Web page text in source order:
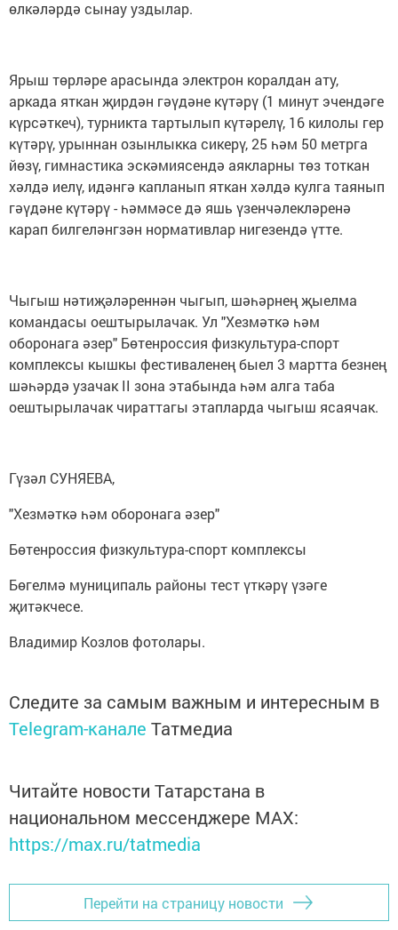
өлкәләрдә сынау уздылар.
Ярыш төрләре арасында электрон коралдан ату,
аркада яткан җирдән гәүдәне күтәрү (1 минут эчендәге
күрсәткеч), турникта тартылып күтәрелү, 16 килолы гер
күтәрү, урыннан озынлыкка сикерү, 25 һәм 50 метрга
йөзү, гимнастика эскәмиясендә аякларны төз тоткан
хәлдә иелү, идәнгә капланып яткан хәлдә кулга таянып
гәүдәне күтәрү - һәммәсе дә яшь үзенчәлекләренә
карап билгеләнгзән нормативлар нигезендә үтте.
Чыгыш нәтиҗәләреннән чыгып, шәһәрнең җыелма
командасы оештырылачак. Ул "Хезмәткә һәм
оборонага әзер" Бөтенроссия физкультура-спорт
комплексы кышкы фестиваленең быел 3 мартта безнең
шәһәрдә узачак II зона этабында һәм алга таба
оештырылачак чираттагы этапларда чыгыш ясаячак.
Гүзәл СУНЯЕВА,
"Хезмәткә һәм оборонага әзер"
Бөтенроссия физкультура-спорт комплексы
Бөгелмә муниципаль районы тест үткәрү үзәге
җитәкчесе.
Владимир Козлов фотолары.
Следите за самым важным и интересным в
Telegram-канале Татмедиа
Читайте новости Татарстана в
национальном мессенджере MАХ:
https://max.ru/tatmedia
Перейти на страницу новости